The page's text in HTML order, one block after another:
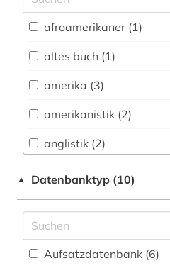
Geschichte (8)
Neulatein (1)
Kommunikationsdesign (7)
Medizin (1)
Musikwissenschaft (1)
Philosophie (1)
afroamerikaner (1)
altes buch (1)
amerika (3)
amerikanistik (2)
anglistik (2)
anthologie (4)
australien (1)
▲ Datenbanktyp (10)
Aufsatzdatenbank (6)